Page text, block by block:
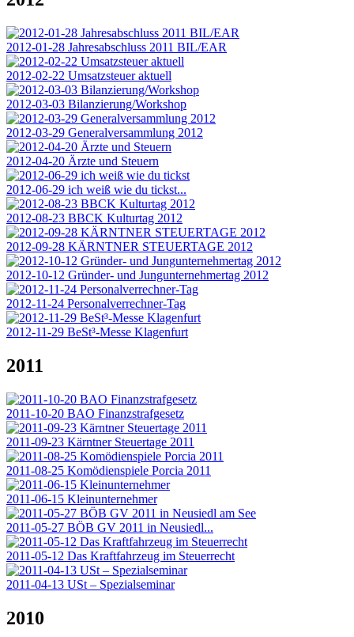
2012-01-28 Jahresabschluss 2011 BIL/EAR
2012-02-22 Umsatzsteuer aktuell
2012-03-03 Bilanzierung/Workshop
2012-03-29 Generalversammlung 2012
2012-04-20 Ärzte und Steuern
2012-06-29 ich weiß wie du tickst...
2012-08-23 BBCK Kulturtag 2012
2012-09-28 KÄRNTNER STEUERTAGE 2012
2012-10-12 Gründer- und Jungunternehmertag 2012
2012-11-24 Personalverrechner-Tag
2012-11-29 BeSt³-Messe Klagenfurt
2011
2011-10-20 BAO Finanzstrafgesetz
2011-09-23 Kärntner Steuertage 2011
2011-08-25 Komödienspiele Porcia 2011
2011-06-15 Kleinunternehmer
2011-05-27 BÖB GV 2011 in Neusiedl...
2011-05-12 Das Kraftfahrzeug im Steuerrecht
2011-04-13 USt – Spezialseminar
2010